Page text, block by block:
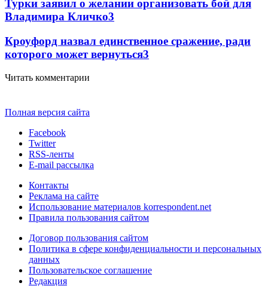
Турки заявил о желании организовать бой для
Владимира Кличко3
Кроуфорд назвал единственное сражение, ради
которого может вернуться3
Читать комментарии
Полная версия сайта
Facebook
Twitter
RSS-ленты
E-mail рассылка
Контакты
Реклама на сайте
Использование материалов korrespondent.net
Правила пользования сайтом
Договор пользования сайтом
Политика в сфере конфиденциальности и персональных
данных
Пользовательское соглашение
Редакция